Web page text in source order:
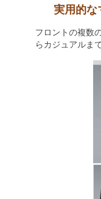
実用的な
フロントの複数
らカジュアルま